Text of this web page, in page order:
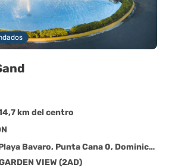
km del centro
Punta Cana 0, Dominican Republic, Playa Bavaro
VIEW (2AD)